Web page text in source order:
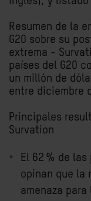
Resumen de la
G20 sobre su
extrema -
países del G20
un millón de
entre diciembre
Principales
Survation
El 62 % de
opinan que la
amenaza